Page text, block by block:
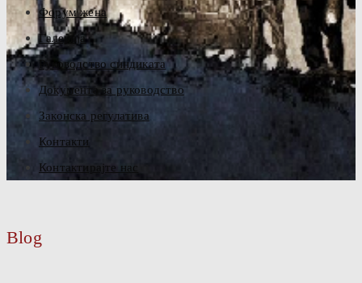
Форум жена
Галерија
Руководство синдиката
Документа за руководство
Законска регулатива
Контакти
Контактирајте нас
Blog